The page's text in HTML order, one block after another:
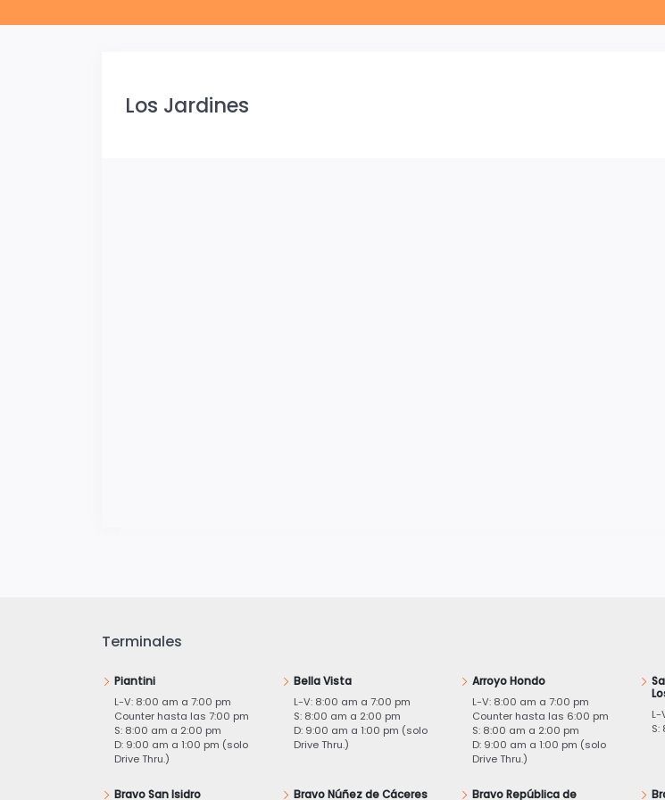
Los Jardines
Terminales
Piantini
L-V: 8:00 am a 7:00 pm
Counter hasta las 7:00 pm
S: 8:00 am a 2:00 pm
D: 9:00 am a 1:00 pm (solo
Drive Thru.)
Bella Vista
L-V: 8:00 am a 7:00 pm
S: 8:00 am a 2:00 pm
D: 9:00 am a 1:00 pm (solo
Drive Thru.)
Arroyo Hondo
L-V: 8:00 am a 7:00 pm
Counter hasta las 6:00 pm
S: 8:00 am a 2:00 pm
D: 9:00 am a 1:00 pm (solo
Drive Thru.)
L-
Bravo San Isidro Bravo Núñez de Cáceres
Bravo República de